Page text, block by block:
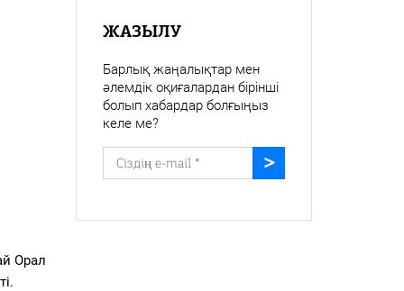
Орал
ЖАЗЫЛУ
Барлық жаңалықтар мен
әлемдік оқиғалардан бірінші
болып хабардар болғыңыз
келе ме?